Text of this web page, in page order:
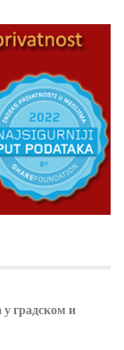
у градском и